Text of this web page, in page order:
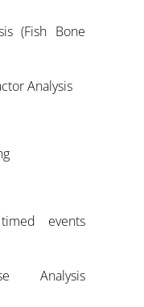
(Fish Bone
Analysis
events
Analysis